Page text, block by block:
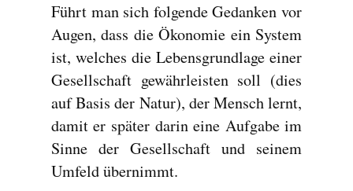
Führt man sich folgende Gedanken vor
Augen, dass die Ökonomie ein System
ist, welches die Lebensgrundlage einer
Gesellschaft gewährleisten soll (dies
auf Basis der Natur), der Mensch lernt,
damit er später darin eine Aufgabe im
Sinne der Gesellschaft und seinem
Umfeld übernimmt.